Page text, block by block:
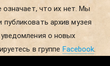
что их нет. Мы
архив музея
о новых
в группе Facebook